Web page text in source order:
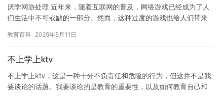
厌学网游处理 近年来，随着互联网的普及，网络游戏已经成为了人
们生活中不可或缺的一部分。然而，这种过度的游戏也给人们带来
这种…
教育百科 2025年5月11日
不上学上ktv
不上学上ktv，这是一种十分不负责任和危险的行为，但这并不是我
要谈论的话题。我要谈论的是教育的重要性，以及如何教育自己和